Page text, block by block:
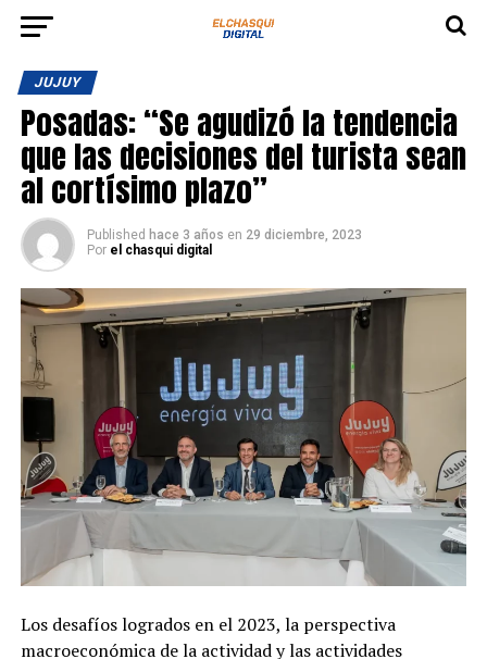
JUJUY
Posadas: “Se agudizó la tendencia
que las decisiones del turista sean
al cortísimo plazo”
Published hace 3 años en 29 diciembre, 2023
Por el chasqui digital
Los desafíos logrados en el 2023, la perspectiva
macroeconómica de la actividad y las actividades